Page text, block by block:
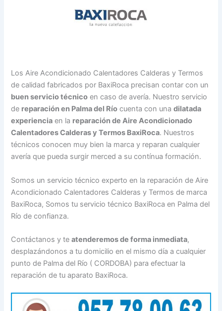
Los Aire Acondicionado Calentadores Calderas y Termos
de calidad fabricados por BaxiRoca precisan contar con un
buen servicio técnico en caso de avería. Nuestro servicio
de reparación en Palma del Río cuenta con unadilatada
experiencia en la reparación de Aire Acondicionado
Calentadores Calderas y Termos BaxiRoca. Nuestros
técnicos conocen muy bien la marca y reparan cualquier
avería que pueda surgir merced a su contínua formación.
Somos un servicio técnico experto en la reparación de Aire
Acondicionado Calentadores Calderas y Termos de marca
BaxiRoca, Somos tu servicio técnico BaxiRoca en Palma del
Río de confianza.
Contáctanos y teatenderemos de forma inmediata,
desplazándonos a tu domicilio en el mismo día a cualquier
punto de Palma del Río ( CORDOBA) para efectuar la
reparación de tu aparato BaxiRoca.